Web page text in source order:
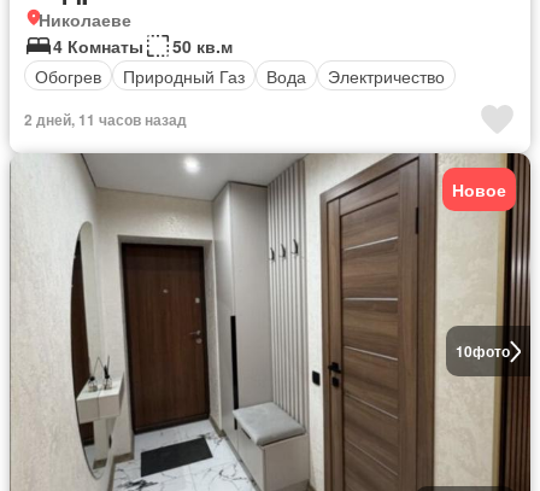
Николаеве
4 Комнаты
50 кв.м
Обогрев
Природный Газ Вода Электричество
2 дней, 11 часов назад
10фото
Новое